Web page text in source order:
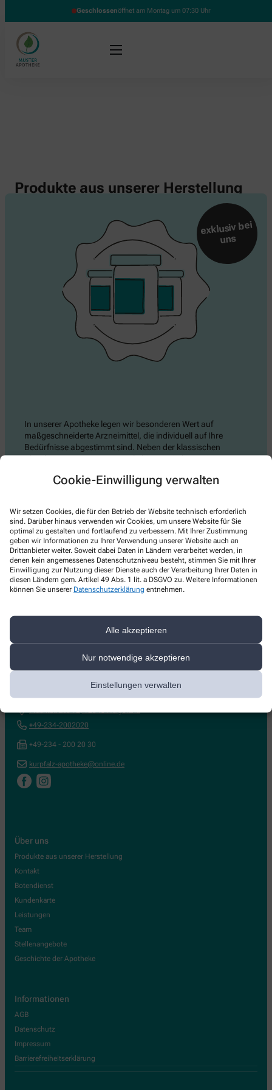
Cookie-Einwilligung verwalten
Wir setzen Cookies, die für den Betrieb der Website technisch erforderlich
sind. Darüber hinaus verwenden wir Cookies, um unsere Website für Sie
optimal zu gestalten und fortlaufend zu verbessern. Mit Ihrer Zustimmung
geben wir Informationen zu Ihrer Verwendung unserer Website auch an
Drittanbieter weiter. Soweit dabei Daten in Ländern verarbeitet werden, in
denen kein angemessenes Datenschutzniveau besteht, stimmen Sie mit Ihrer
Einwilligung zur Nutzung dieser Dienste auch der Verarbeitung Ihrer Daten in
diesen Ländern gem. Artikel 49 Abs. 1 lit. a DSGVO zu. Weitere Informationen
können Sie unserer Datenschutzerklärung entnehmen.
Alle akzeptieren
Nur notwendige akzeptieren
Einstellungen verwalten
Geschlossenöffnet am Montag um 07:30 Uhr
Produkte aus unserer Herstellung
exklusiv bei
uns
In unserer Apotheke legen wir besonderen Wert auf
maßgeschneiderte Arzneimittel, die individuell auf Ihre
Bedürfnisse abgestimmt sind. Neben der klassischen
Abgabe von Fertigarzneimitteln bieten wir Ihnen eigene
höchsten Qualitätsstandards in unserer Rezeptur herstellen.
Möglichkeit, genau abgestimmte Wirkstoffe und
Dosierungen bereitzustellen, die auf besondere Bedürfnisse
eingehen – sei es bei Allergien, Kinderdosierungen,
selteneren Krankheitsbildern oder empfindlicher Haut.
NOWEDA Musterapotheke
+49-234-2002020
+49-234 - 200 20 30
kurpfalz-apotheke@online.de
Über uns
Produkte aus unserer Herstellung
Kontakt
Botendienst
Kundenkarte
Leistungen
Team
Stellenangebote
Geschichte der Apotheke
Informationen
AGB
Datenschutz
Impressum
Barrierefreiheitserklärung